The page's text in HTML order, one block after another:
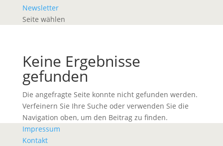
Newsletter
Seite wählen
Keine Ergebnisse
gefunden
Die angefragte Seite konnte nicht gefunden werden.
Verfeinern Sie Ihre Suche oder verwenden Sie die
Navigation oben, um den Beitrag zu finden.
Impressum
Kontakt